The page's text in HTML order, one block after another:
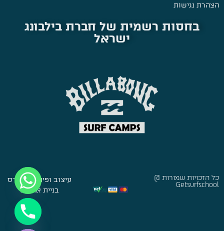
הצהרת נגישות
בחסות רשמית של חברת בילבונג
ישראל
כל הזכויות שמורות @
Getsurfschool
עיצוב ופיתוח:סברס
בניית אתרים
Hide chaty